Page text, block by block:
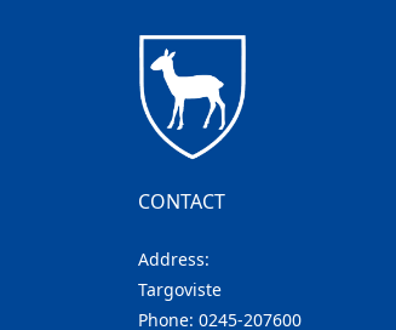
CONTACT
Address:
Targoviste
Phone: 0245-207600